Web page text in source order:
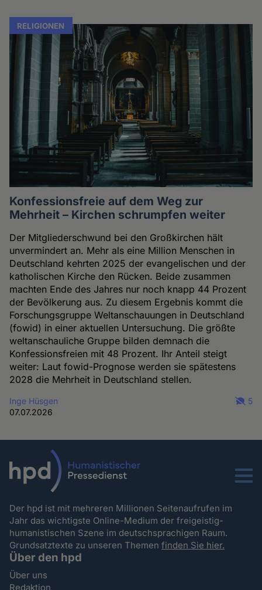
RELIGIONEN
Konfessionsfreie auf dem Weg zur
Mehrheit – Kirchen schrumpfen weiter
Der Mitgliederschwund bei den Großkirchen hält
unvermindert an. Mehr als eine Million Menschen in
Deutschland kehrten 2025 der evangelischen und der
katholischen Kirche den Rücken. Beide zusammen
machten Ende des Jahres nur noch knapp 44 Prozent
der Bevölkerung aus. Zu diesem Ergebnis kommt die
Forschungsgruppe Weltanschauungen in Deutschland
(fowid) in einer aktuellen Untersuchung. Die größte
weltanschauliche Gruppe bilden demnach die
Konfessionsfreien mit 48 Prozent. Ihr Anteil steigt
weiter: Laut fowid-Prognose werden sie spätestens
2028 die Mehrheit in Deutschland stellen.
Inge Hüsgen
07.07.2026
5
Menu
Der hpd ist mit mehreren Millionen Seitenaufrufen im
Jahr das wichtigste Online-Medium der freigeistig-
humanistischen Szene im deutschsprachigen Raum.
Grundsatztexte zu unseren Themenfinden Sie hier.
Über den hpd
Über uns
Redaktion